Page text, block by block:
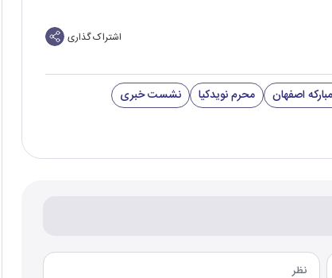
اشتراک گذاری
اصفهان محرم نویدکیا
نشست خبری